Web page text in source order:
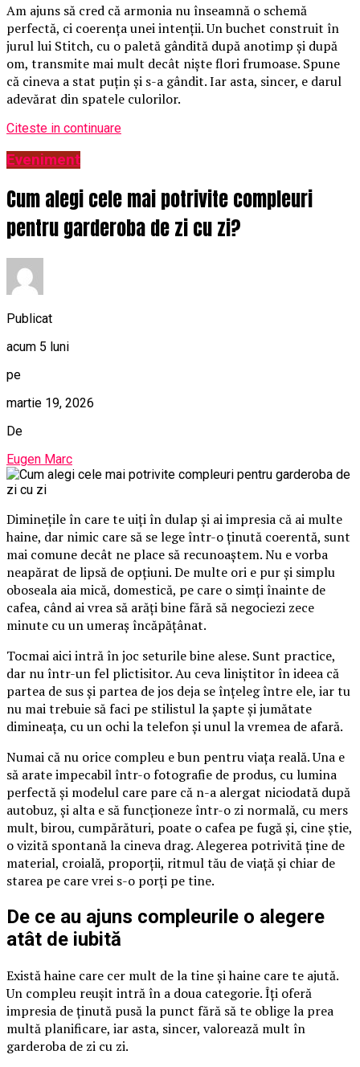
Am ajuns să cred că armonia nu înseamnă o schemă
perfectă, ci coerența unei intenții. Un buchet construit în
jurul lui Stitch, cu o paletă gândită după anotimp și după
om, transmite mai mult decât niște flori frumoase. Spune
că cineva a stat puțin și s-a gândit. Iar asta, sincer, e darul
adevărat din spatele culorilor.
Citeste in continuare
Eveniment
Cum alegi cele mai potrivite compleuri
pentru garderoba de zi cu zi?
Publicat
acum 5 luni
pe
martie 19, 2026
De
Eugen Marc
Diminețile în care te uiți în dulap și ai impresia că ai multe
haine, dar nimic care să se lege într-o ținută coerentă, sunt
mai comune decât ne place să recunoaștem. Nu e vorba
neapărat de lipsă de opțiuni. De multe ori e pur și simplu
oboseala aia mică, domestică, pe care o simți înainte de
cafea, când ai vrea să arăți bine fără să negociezi zece
minute cu un umeraș încăpățânat.
Tocmai aici intră în joc seturile bine alese. Sunt practice,
dar nu într-un fel plictisitor. Au ceva liniștitor în ideea că
partea de sus și partea de jos deja se înțeleg între ele, iar tu
nu mai trebuie să faci pe stilistul la șapte și jumătate
dimineața, cu un ochi la telefon și unul la vremea de afară.
Numai că nu orice compleu e bun pentru viața reală. Una e
să arate impecabil într-o fotografie de produs, cu lumina
perfectă și modelul care pare că n-a alergat niciodată după
autobuz, și alta e să funcționeze într-o zi normală, cu mers
mult, birou, cumpărături, poate o cafea pe fugă și, cine știe,
o vizită spontană la cineva drag. Alegerea potrivită ține de
material, croială, proporții, ritmul tău de viață și chiar de
starea pe care vrei s-o porți pe tine.
De ce au ajuns compleurile o alegere
atât de iubită
Există haine care cer mult de la tine și haine care te ajută.
Un compleu reușit intră în a doua categorie. Îți oferă
impresia de ținută pusă la punct fără să te oblige la prea
multă planificare, iar asta, sincer, valorează mult în
garderoba de zi cu zi.